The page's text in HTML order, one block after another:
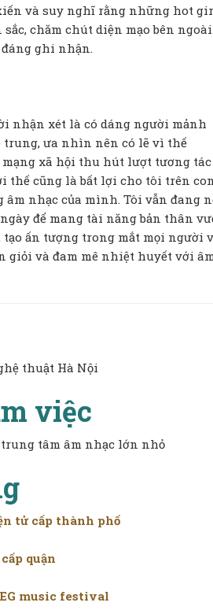
và suy nghĩ rằng những hot
chăm chút diện mạo bên ngoài
ghi nhận.
nhận xét là có dáng người mảnh
ưa nhìn nên có lẽ vì thế
xã hội thu hút lượt tương tác
thế cũng là bất lợi cho tôi trên
nhạc của mình. Tôi vẫn đang
để mang tài năng bản thân
ấn tượng trong mắt mọi người
giỏi và đam mê nhiệt huyết với
thuật Hà Nội
việc
tâm âm nhạc lớn nhỏ
tử cấp thành phố
quận
music festival